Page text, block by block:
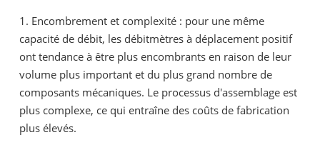
1. Encombrement et complexité : pour une même
capacité de débit, les débitmètres à déplacement positif
ont tendance à être plus encombrants en raison de leur
volume plus important et du plus grand nombre de
composants mécaniques. Le processus d'assemblage est
plus complexe, ce qui entraîne des coûts de fabrication
plus élevés.